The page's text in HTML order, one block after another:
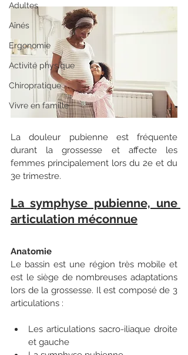
Adultes
Aînés
Ergonomie
Activité physique
Chiropratique
Vivre en famille
La douleur pubienne est fréquente
durant la grossesse et affecte les
femmes principalement lors du 2e et du
3e trimestre.
La symphyse pubienne, une
articulation méconnue
Anatomie
Le bassin est une région très mobile et
est le siège de nombreuses adaptations
lors de la grossesse. Il est composé de 3
articulations :
Les articulations sacro-iliaque droite
et gauche